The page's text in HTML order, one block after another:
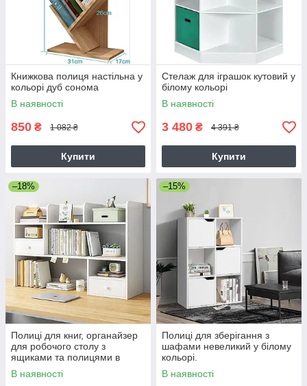
Книжкова полиця настільна у
кольорі дуб сонома
В наявності
850 ₴ 1 082 ₴
Купити
Стелаж для іграшок кутовий у
білому кольорі
В наявності
3 480 ₴ 4 391 ₴
Купити
–18%
Полиці для книг, органайзер
для робочого столу з
ящиками та полицями в
білому кольорі, надбудова
для столу
В наявності
–15%
Полиці для зберігання з
шафами невеликий у білому
кольорі.
В наявності